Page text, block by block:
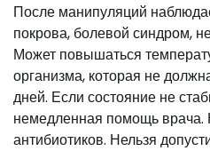
После манипуляций
покрова, болевой синдром,
Может повышаться
организма, которая не
дней. Если состояние не
немедленная помощь врача.
антибиотиков. Нельзя